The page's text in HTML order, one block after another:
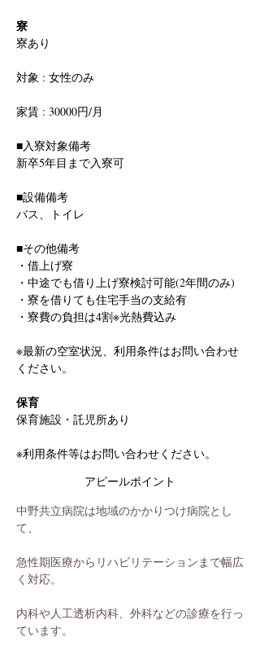
寮
寮あり
対象 : 女性のみ
家賃 : 30000円/月
■入寮対象備考
新卒5年目まで入寮可
■設備備考
バス、トイレ
■その他備考
・借上げ寮
・中途でも借り上げ寮検討可能(2年間のみ)
・寮を借りても住宅手当の支給有
・寮費の負担は4割※光熱費込み
※最新の空室状況、利用条件はお問い合わせ
ください。
保育
保育施設・託児所あり
※利用条件等はお問い合わせください。
アピールポイント
中野共立病院は地域のかかりつけ病院とし
て、
急性期医療からリハビリテーションまで幅広
く対応。
内科や人工透析内科、外科などの診療を行っ
ています。